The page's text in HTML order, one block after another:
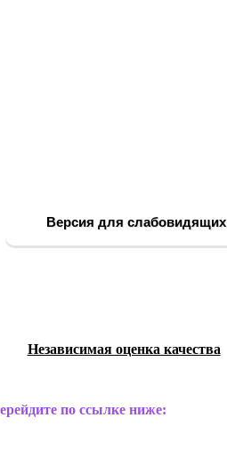
Версия для слабовидящих
Независимая оценка качества
по ссылке ниже: